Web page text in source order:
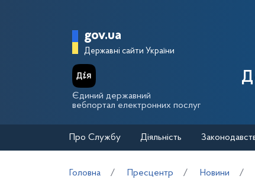
Головна сторінка
gov.ua
Державні сайти України
Єдиний державний
вебпортал електронних послуг
Про Службу Діяльність
Головна Пресцентр Новини